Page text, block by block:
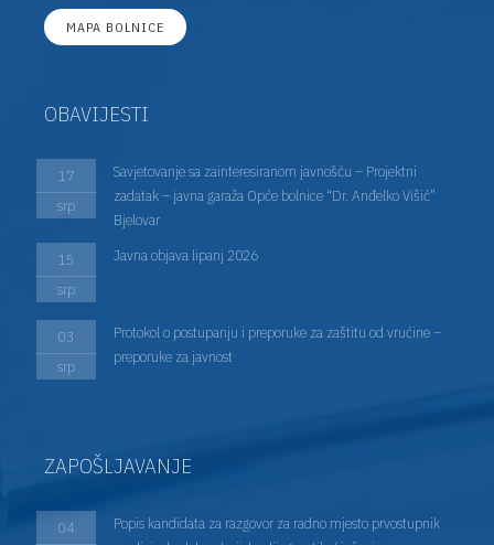
MAPA BOLNICE
OBAVIJESTI
17
srp
Savjetovanje sa zainteresiranom javnošću – Projektni
zadatak – javna garaža Opće bolnice “Dr. Anđelko Višić”
Bjelovar
15
srp
Javna objava lipanj 2026
03
srp
Protokol o postupanju i preporuke za zaštitu od vrućine –
preporuke za javnost
ZAPOŠLJAVANJE
04
Popis kandidata za razgovor za radno mjesto prvostupnik